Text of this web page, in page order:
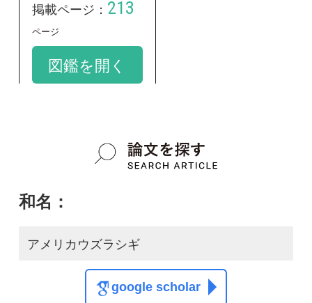
学名：
Calidris melanotos
スレッド